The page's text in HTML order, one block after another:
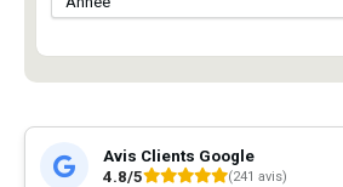
Avis Clients Google
4.8/5
(241 avis)